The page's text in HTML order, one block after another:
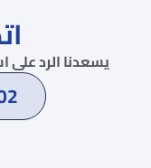
يسعدنا الرد على